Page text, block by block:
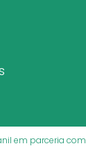
em parceria com